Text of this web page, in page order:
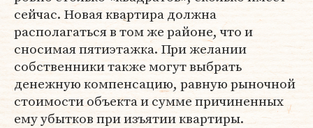
сейчас. Новая квартира должна
располагаться в том же районе, что и
сносимая пятиэтажка. При желании
собственники также могут выбрать
денежную компенсацию, равную рыночной
стоимости объекта и сумме причиненных
ему убытков при изъятии квартиры.